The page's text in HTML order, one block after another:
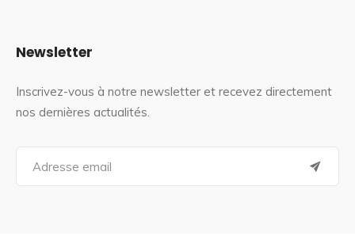
Newsletter
Inscrivez-vous à notre newsletter et recevez directement
nos dernières actualités.
a